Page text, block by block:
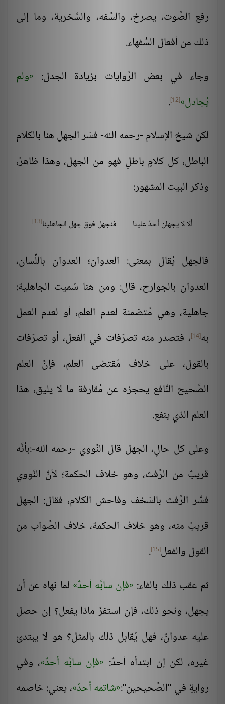
رفع الصَّوت، يصرخ، والسَّفه، والسُّخرية، وما إلى
ذلك من أفعال السُّفهاء.
وجاء في بعض الرِّوايات بزيادة الجدل:
ولم
يُجادل [12]
.
لكن شيخ الإسلام -رحمه الله- فسّر الجهل هنا بالكلام
الباطل، كل كلامٍ باطلٍ فهو من الجهل، وهذا ظاهرٌ،
وذكر البيت المشهور:
ألا لا يجهلن أحدٌ علينا فنجهل فوق جهل الجاهلينا[13]
فالجهل يُقال بمعنى: العدوان؛ العدوان باللِّسان،
العدوان بالجوارح، قال: ومن هنا سُميت الجاهلية:
جاهلية، وهي مُتضمنة لعدم العلم، أو لعدم العمل
به[14]
، فتصدر منه تصرّفات في الفعل، أو تصرّفات
بالقول، على خلاف مُقتضى العلم، فإنَّ العلم
الصَّحيح النَّافع يحجزه عن مُقارفة ما لا يليق، هذا
العلم الذي ينفع.
وعلى كل حالٍ، الجهل قال النَّووي -رحمه الله-:بأنَّه
قريبٌ من الرَّفث، وهو خلاف الحكمة؛ لأنَّ النَّووي
فسَّر الرَّفث بالسّخف وفاحش الكلام، فقال: الجهل
قريبٌ منه، وهو خلاف الحكمة، خلاف الصَّواب من
القول والفعل[15]
.
ثم عقب ذلك بالفاء: فإن سابَّه أحدٌ لما نهاه عن أن
يجهل، ونحو ذلك، فإن استفزّ ماذا يفعل؟ إن حصل
عليه عدوانٌ، فهل يُقابل ذلك بالمثل؟ هو لا يبتدئ
غيره، لكن إن ابتدأه أحدٌ: فإن سابَّه أحدٌ ، وفي
روايةٍ في "الصَّحيحين": شاتمه أحدٌ ، يعني: خاصمه